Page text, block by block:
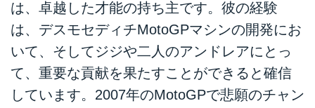
は、卓越した才能の持ち主です。彼の経験
は、デスモセディチMotoGPマシンの開発にお
いて、そしてジジや二人のアンドレアにとっ
て、重要な貢献を果たすことができると確信
しています。2007年のMotoGPで悲願のチャン